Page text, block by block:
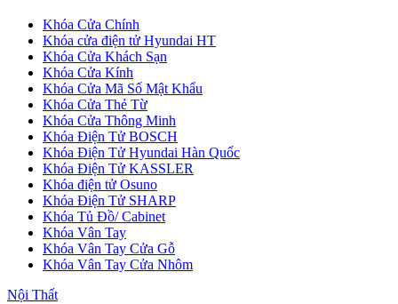
Cửa Nhựa Giá Rẻ
Khóa Cửa Chính
Khóa cửa điện tử Hyundai HT
Khóa Cửa Khách Sạn
Khóa Cửa Kính
Khóa Cửa Mã Số Mật Khẩu
Khóa Cửa Thẻ Từ
Khóa Cửa Thông Minh
Khóa Điện Tử BOSCH
Khóa Điện Tử Hyundai Hàn Quốc
Khóa Điện Tử KASSLER
Khóa điện tử Osuno
Khóa Điện Tử SHARP
Khóa Tủ Đồ/ Cabinet
Khóa Vân Tay
Khóa Vân Tay Cửa Gỗ
Khóa Vân Tay Cửa Nhôm
Nội Thất